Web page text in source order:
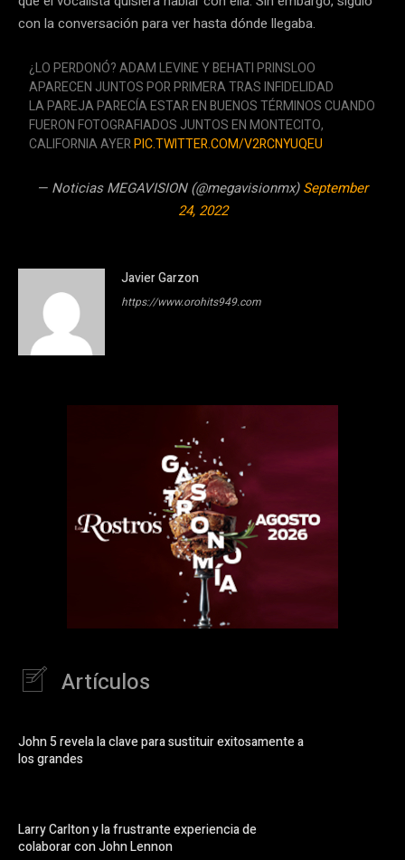
con la conversación para ver hasta dónde llegaba.
¿LO PERDONÓ? ADAM LEVINE Y BEHATI PRINSLOO
APARECEN JUNTOS POR PRIMERA TRAS INFIDELIDAD
LA PAREJA PARECÍA ESTAR EN BUENOS TÉRMINOS CUANDO
FUERON FOTOGRAFIADOS JUNTOS EN MONTECITO,
CALIFORNIA AYERPIC.TWITTER.COM/V2RCNYUQEU
— Noticias MEGAVISION (@megavisionmx)September
24, 2022
Javier Garzon
https://www.orohits949.com
Artículos
John 5 revela la clave para sustituir exitosamente a
los grandes
Larry Carlton y la frustrante experiencia de
colaborar con John Lennon